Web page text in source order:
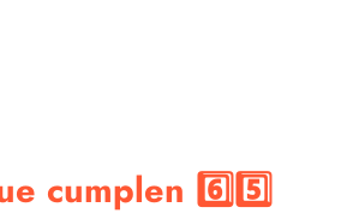
cumplen 6️⃣5️⃣